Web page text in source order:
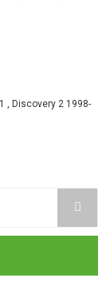
,Discovery 2 1998-